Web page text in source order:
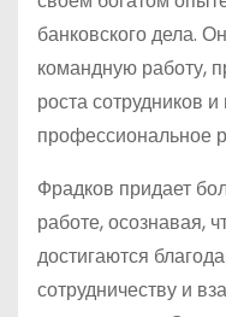
банковского дела.
командную работу,
роста сотрудников
профессиональное
Фрадков придает
работе, осознавая,
достигаются
сотрудничеству и